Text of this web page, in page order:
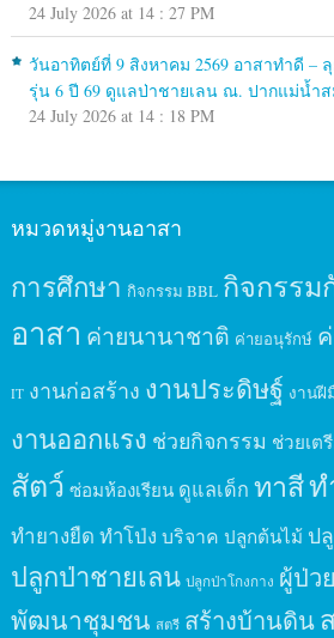
24 July 2026 at 14 : 27 PM
วันอาทิตย์ที่ 9 สิงหาคม 2569 อาสาทำดี –
รุ่น 6 ปี 69 ดูแลป่าชายเลน ณ. ปากแม่น้ำ
24 July 2026 at 14 : 18 PM
หมวดหมู่งานอาสา
การศึกษา กิจกรรม BBL กิจกรรม
อาสา ค่ายนานาชาติ ค่ายอนุรักษ์
IT งานก่อสร้าง งานประดิษฐ์ งานฝี
งานออกแรง ช่วยกิจกรรม ช่วยเต
สัตว์ ซ่อมห้องเรียน ดูแลเด็ก ทาสีท
ทำยางยืด ทำโป่ง บริจาค ปลูกต้นไม้ ป
ปลูกป่าชายเลน ปลูกป่าโกงกาง ผู้ป่วย
พัฒนาชุมชน สตรี สร้างบ้านดิน